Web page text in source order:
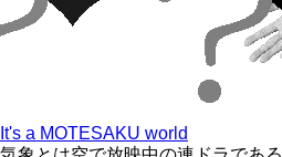
It's a MOTESAKU world